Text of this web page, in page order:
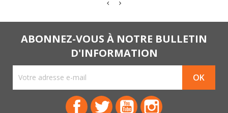
ABONNEZ-VOUS À NOTRE BULLETIN
D'INFORMATION
FacebookTwitter YouTube